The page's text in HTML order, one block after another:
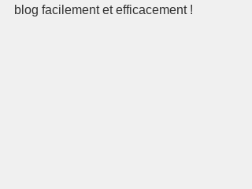
blog facilement et efficacement !